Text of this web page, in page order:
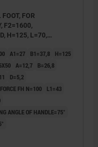
FOR
F2=1600,
H=125, L=70,
A1=27 B1=37,8
H=125
A=12,7
B=26,8
D=5,2
FH N=100
L1=43
ANGLE OF HANDLE=75°